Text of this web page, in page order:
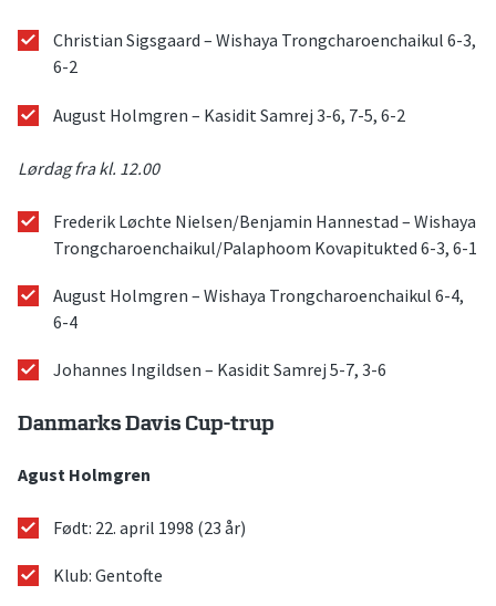
Christian Sigsgaard – Wishaya Trongcharoenchaikul 6-3,
6-2
August Holmgren – Kasidit Samrej 3-6, 7-5, 6-2
Lørdag fra kl. 12.00
Frederik Løchte Nielsen/Benjamin Hannestad – Wishaya
Trongcharoenchaikul/Palaphoom Kovapitukted 6-3, 6-1
August Holmgren – Wishaya Trongcharoenchaikul 6-4,
6-4
Johannes Ingildsen – Kasidit Samrej 5-7, 3-6
Danmarks Davis Cup-trup
Agust Holmgren
Født: 22. april 1998 (23 år)
Klub: Gentofte